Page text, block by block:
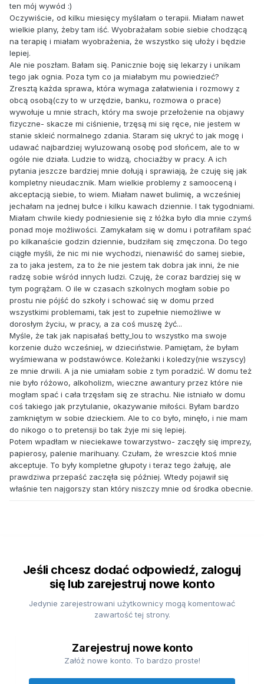
ten mój wywód :)
Oczywiście, od kilku miesięcy myślałam o terapii. Miałam nawet
wielkie plany, żeby tam iść. Wyobrażałam sobie siebie chodzącą
na terapię i miałam wyobrażenia, że wszystko się ułoży i będzie
lepiej.
Ale nie poszłam. Bałam się. Panicznie boję się lekarzy i unikam
tego jak ognia. Poza tym co ja miałabym mu powiedzieć?
Zresztą każda sprawa, która wymaga załatwienia i rozmowy z
obcą osobą(czy to w urzędzie, banku, rozmowa o prace)
wywołuje u mnie strach, który ma swoje przełożenie na objawy
fizyczne- skacze mi ciśnienie, trzęsą mi się ręce, nie jestem w
stanie skleić normalnego zdania. Staram się ukryć to jak mogę i
udawać najbardziej wyluzowaną osobę pod słońcem, ale to w
ogóle nie działa. Ludzie to widzą, chociażby w pracy. A ich
pytania jeszcze bardziej mnie dołują i sprawiają, że czuję się jak
kompletny nieudacznik. Mam wielkie problemy z samooceną i
akceptacją siebie, to wiem. Miałam nawet bulimię, a wcześniej
jechałam na jednej bułce i kilku kawach dziennie. I tak tygodniami.
Miałam chwile kiedy podniesienie się z łóżka było dla mnie czymś
ponad moje możliwości. Zamykałam się w domu i potrafiłam spać
po kilkanaście godzin dziennie, budziłam się zmęczona. Do tego
ciągłe myśli, że nic mi nie wychodzi, nienawiść do samej siebie,
za to jaka jestem, za to że nie jestem tak dobra jak inni, że nie
radzę sobie wśród innych ludzi. Czuję, że coraz bardziej się w
tym pogrążam. O ile w czasach szkolnych mogłam sobie po
prostu nie pójść do szkoły i schować się w domu przed
wszystkimi problemami, tak jest to zupełnie niemożliwe w
dorosłym życiu, w pracy, a za coś muszę żyć...
Myśle, że tak jak napisałaś betty_lou to wszystko ma swoje
korzenie dużo wcześniej, w dzieciństwie. Pamiętam, że byłam
wyśmiewana w podstawówce. Koleżanki i koledzy(nie wszyscy)
ze mnie drwili. A ja nie umiałam sobie z tym poradzić. W domu też
nie było różowo, alkoholizm, wieczne awantury przez które nie
mogłam spać i cała trzęsłam się ze strachu. Nie istniało w domu
coś takiego jak przytulanie, okazywanie miłości. Byłam bardzo
zamkniętym w sobie dzieckiem. Ale to co było, minęło, i nie mam
do nikogo o to pretensji bo tak żyje mi się lepiej.
Potem wpadłam w nieciekawe towarzystwo- zaczęły się imprezy,
papierosy, palenie marihuany. Czułam, że wreszcie ktoś mnie
akceptuje. To były kompletne głupoty i teraz tego żałuję, ale
prawdziwa przepaść zaczęła się później. Wtedy pojawił się
właśnie ten najgorszy stan który niszczy mnie od środka obecnie.
Jeśli chcesz dodać odpowiedź, zaloguj
się lub zarejestruj nowe konto
Jedynie zarejestrowani użytkownicy mogą komentować
zawartość tej strony.
Zarejestruj nowe konto
Załóż nowe konto. To bardzo proste!